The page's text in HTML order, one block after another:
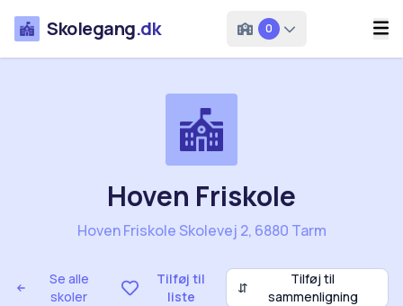
Skolegang.dk 0
Se alle
skoler
Tilføj til
liste
⇵
Tilføj til
sammenligning
Hoven Friskole
Hoven Friskole Skolevej 2, 6880 Tarm